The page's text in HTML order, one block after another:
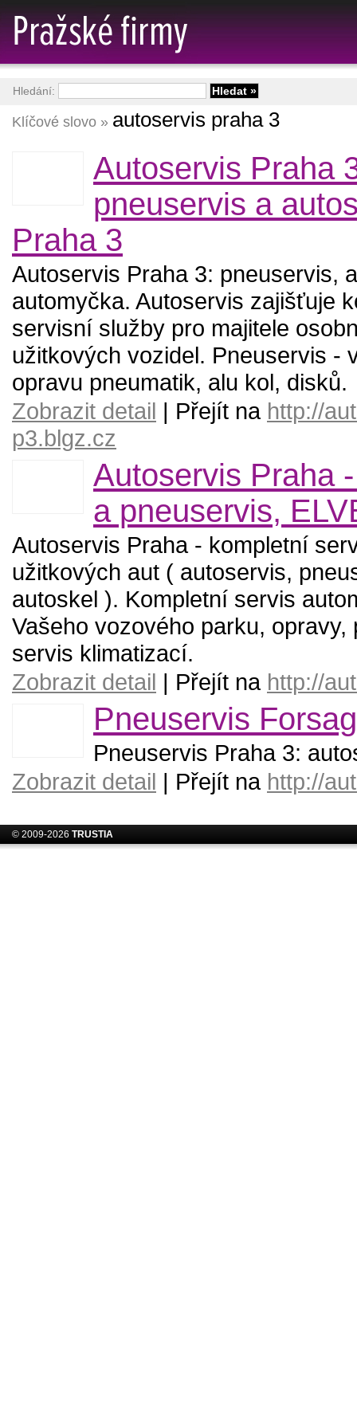
Klíčové slovo » autoservis praha 3
Autoservis Praha
pneuservis a
Praha 3
Autoservis Praha 3: pneuservis,
automyčka. Autoservis zajišťuje
servisní služby pro majitele
užitkových vozidel. Pneuservis -
opravu pneumatik, alu kol, disků.
Zobrazit detail | Přejít na http://
p3.blgz.cz
Autoservis Praha
a pneuservis,
Autoservis Praha - kompletní
užitkových aut ( autoservis,
autoskel ). Kompletní servis
Vašeho vozového parku, opravy,
servis klimatizací.
Zobrazit detail | Přejít na http://
Pneuservis
Pneuservis Praha 3:
Zobrazit detail | Přejít na http://
Hledání:
© 2009-2026 TRUSTIA